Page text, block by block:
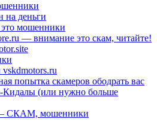
на деньги
мошенники
— внимание это скам, читайте!
попытка скамеров ободрать вас
(или нужно больше
— СКАМ, мошенники